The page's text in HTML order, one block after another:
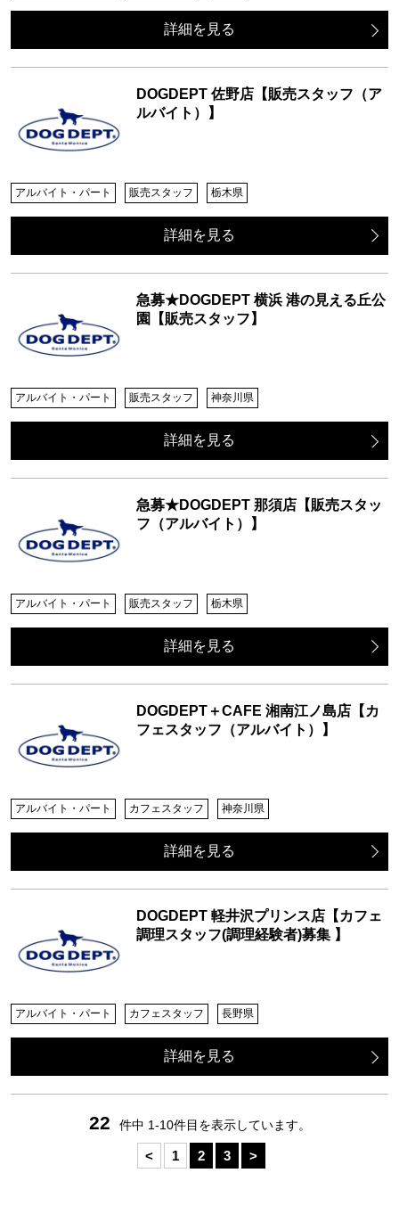
詳細を見る
DOGDEPT 佐野店【販売スタッフ（ア
ルバイト）】
アルバイト・パート 販売スタッフ 栃木県
詳細を見る
急募★DOGDEPT 横浜 港の見える丘公
園【販売スタッフ】
アルバイト・パート 販売スタッフ 神奈川県
詳細を見る
急募★DOGDEPT 那須店【販売スタッ
フ（アルバイト）】
アルバイト・パート 販売スタッフ 栃木県
詳細を見る
DOGDEPT＋CAFE 湘南江ノ島店【カ
フェスタッフ（アルバイト）】
アルバイト・パート カフェスタッフ 神奈川県
詳細を見る
DOGDEPT 軽井沢プリンス店【カフェ
調理スタッフ(調理経験者)募集 】
アルバイト・パート カフェスタッフ 長野県
詳細を見る
22 件中 1-10件目を表示しています。
< 1 2 3 >